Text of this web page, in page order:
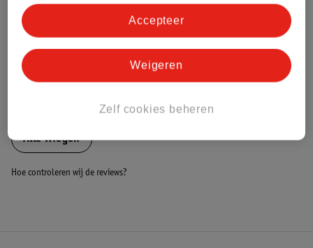
Bestel & Bezorginformatie
Alle Wiegen
Hoe controleren wij de reviews?
Zelf cookies beheren
Weigeren
Accepteer